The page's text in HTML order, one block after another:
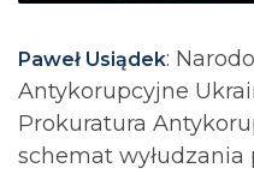
Paweł Usiądek:
Antykorupcyjne
Prokuratura
schemat wyłudzania